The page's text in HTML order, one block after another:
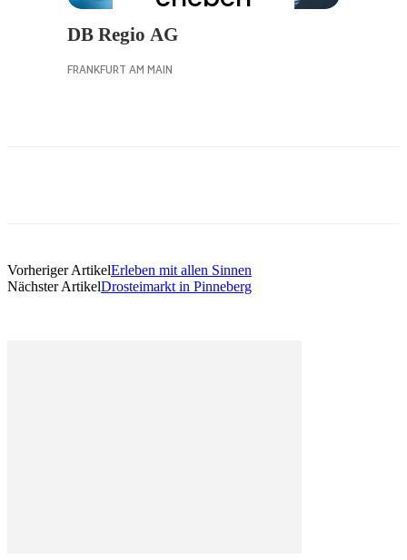
Vorheriger ArtikelErleben mit allen Sinnen
Nächster ArtikelDrosteimarkt in Pinneberg